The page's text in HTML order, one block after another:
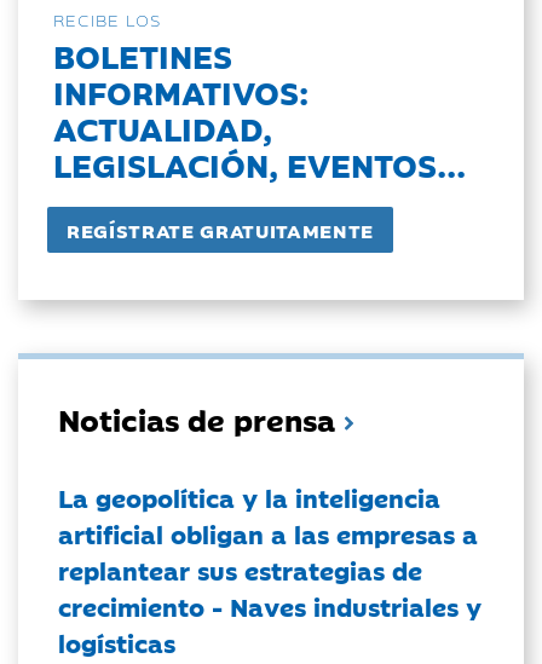
RECIBE LOS
BOLETINES
INFORMATIVOS:
ACTUALIDAD,
LEGISLACIÓN, EVENTOS...
Noticias de prensa
La geopolítica y la inteligencia
artificial obligan a las empresas a
replantear sus estrategias de
crecimiento - Naves industriales y
logísticas